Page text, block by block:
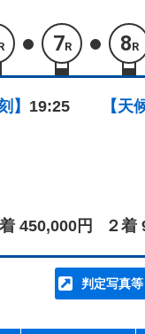
7R 8R
】 19:25 【天
450,000円 ２着
判定写真